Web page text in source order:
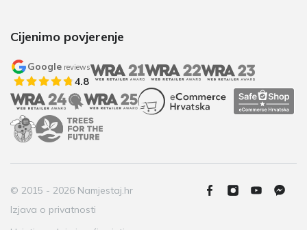
Cijenimo povjerenje
Google reviews
4.8
© 2015 - 2026 Namjestaj.hr
Izjava o privatnosti